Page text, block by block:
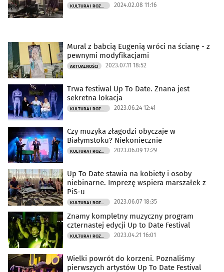
2024.02.08 11:16
Mural z babcią Eugenią wróci na ścianę - z
pewnymi modyfikacjami
AKTUALNOŚCI 2023.07.11 18:52
Trwa festiwal Up To Date. Znana jest
sekretna lokacja
2023.06.24 12:41
Czy muzyka złagodzi obyczaje w
Białymstoku? Niekoniecznie
2023.06.09 12:29
Up To Date stawia na kobiety i osoby
niebinarne. Imprezę wspiera marszałek z
PiS-u
2023.06.07 18:35
Znamy kompletny muzyczny program
czternastej edycji Up to Date Festival
2023.04.21 16:01
Wielki powrót do korzeni. Poznaliśmy
pierwszych artystów Up To Date Festival